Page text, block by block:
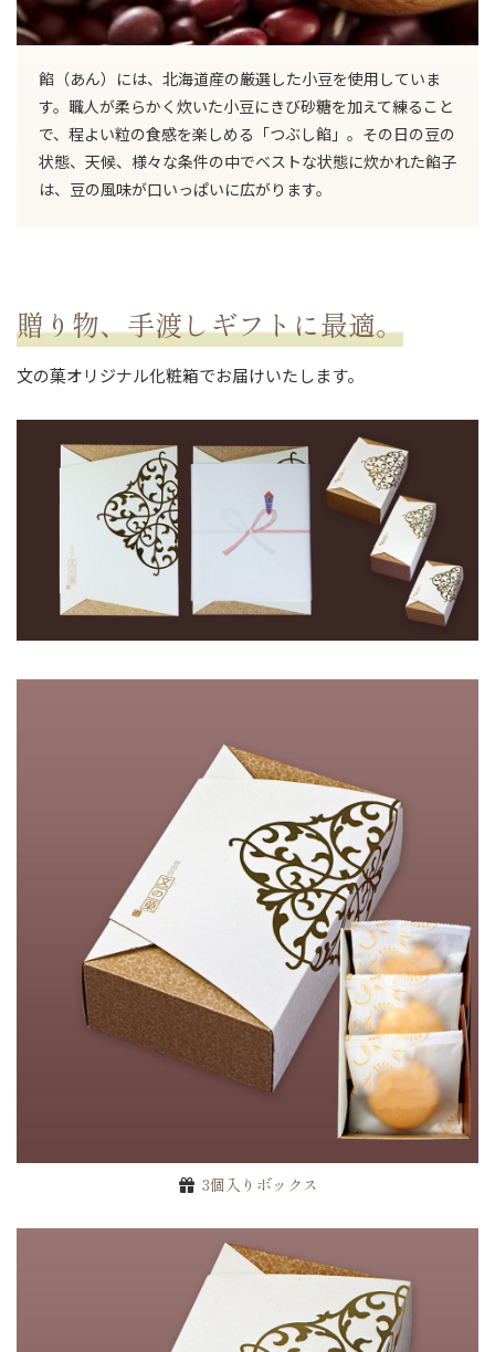
餡（あん）には、北海道産の厳選した小豆を使用していま
す。職人が柔らかく炊いた小豆にきび砂糖を加えて練ること
で、程よい粒の食感を楽しめる「つぶし餡」。その日の豆の
状態、天候、様々な条件の中でベストな状態に炊かれた餡子
は、豆の風味が口いっぱいに広がります。
贈り物、手渡しギフトに最適。
文の菓オリジナル化粧箱でお届けいたします。
3個入りボックス